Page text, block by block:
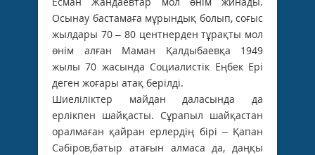
Осынау бастамаға мұрындық болып, соғыс
жылдары 70 – 80 центнерден тұрақты мол
өнім алған Маман Қалдыбаевқа 1949
жылы 70 жасында Социалистік Еңбек Ері
деген жоғары атақ берілді.
Шиеліліктер майдан даласында да
ерлікпен шайқасты. Сұрапыл шайқастан
оралмаған қайран ерлердің бірі – Қапан
Сәбіров,батыр атағын алмаса да, даңқы